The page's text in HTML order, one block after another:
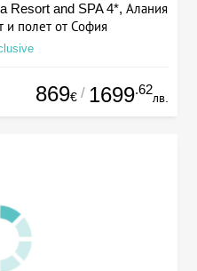
Resort and SPA 4*, Алания
и полет от София
869€ / 1699.62
лв.